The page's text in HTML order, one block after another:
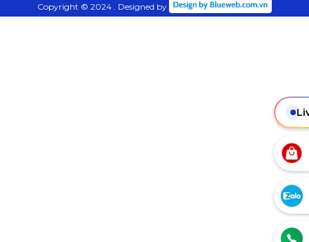
Copyright © 2024 . Designed by